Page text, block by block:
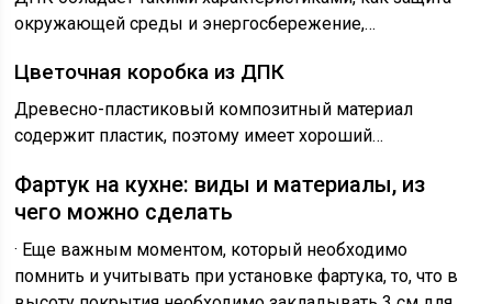
окружающей среды и энергосбережение,…
Цветочная коробка из ДПК
Древесно-пластиковый композитный материал
содержит пластик, поэтому имеет хороший…
Фартук на кухне: виды и материалы, из
чего можно сделать
· Еще важным моментом, который необходимо
помнить и учитывать при установке фартука, то, что в